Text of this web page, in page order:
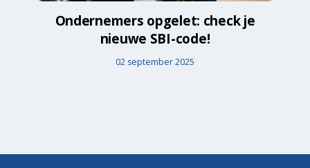
Ondernemers opgelet: check je
nieuwe SBI-code!
02 september 2025